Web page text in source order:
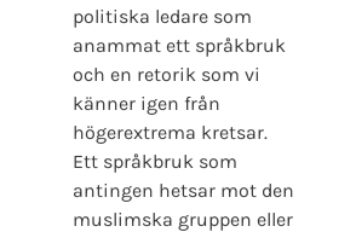
politiska ledare som
anammat ett språkbruk
och en retorik som vi
känner igen från
högerextrema kretsar.
Ett språkbruk som
antingen hetsar mot den
muslimska gruppen eller